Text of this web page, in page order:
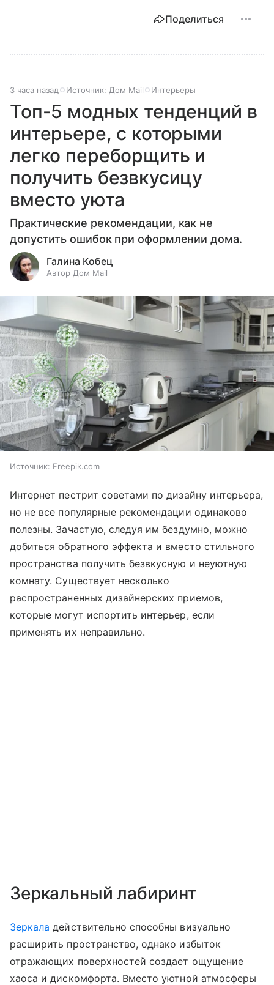
Поделиться
3 часа назад Источник: Дом Mail Интерьеры
Топ-5 модных тенденций в
интерьере, с которыми
легко переборщить и
получить безвкусицу
вместо уюта
Практические рекомендации, как не
допустить ошибок при оформлении дома.
Галина Кобец
Автор Дом Mail
Источник: Freepik.com
Интернет пестрит советами по дизайну интерьера,
но не все популярные рекомендации одинаково
полезны. Зачастую, следуя им бездумно, можно
добиться обратного эффекта и вместо стильного
пространства получить безвкусную и неуютную
комнату. Существует несколько
распространенных дизайнерских приемов,
которые могут испортить интерьер, если
применять их неправильно.
Зеркальный лабиринт
Зеркала действительно способны визуально
расширить пространство, однако избыток
отражающих поверхностей создает ощущение
хаоса и дискомфорта. Вместо уютной атмосферы